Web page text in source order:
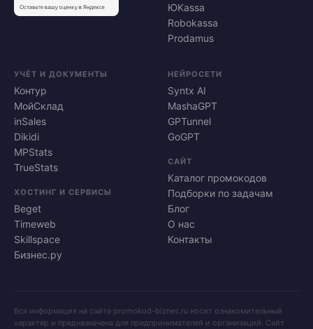
ЮKassa
Robokassa
Prodamus
УЧЁТ И ДОКУМЕНТЫ
Контур
МойСклад
inSales
Dikidi
MPStats
TrueStats
ХОСТИНГ И СЕРВИСЫ
Beget
Timeweb
Skillspace
Бизнес.ру
НЕЙРОСЕТИ
Syntx AI
MashaGPT
GPTunnel
GoGPT
САЙТ
Каталог промокодов
Подборки по задачам
Блог
О нас
Контакты
Вся информация на сайте promokod-biznes.ru носит ознакомительный
характер и предназначена для предпринимателей и организаций. Сайт